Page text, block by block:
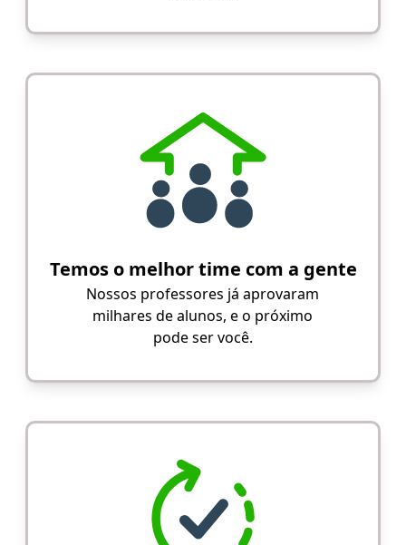
Temos o melhor time com a gente
Nossos professores já aprovaram
milhares de alunos, e o próximo
pode ser você.